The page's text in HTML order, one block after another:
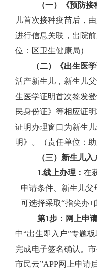
（一）《预防
儿首次接种疫苗后，
进行信息关联，出院
位：区卫生健康局）
（二）《出生医
活产新生儿，新生儿
生医学证明首次签发
民身份证》等相应证
证明办理窗口为新生
明》。（责任单位：助
（三）新生儿入
1.线上办理： 在
申请条件、新生儿父
可选择采取“指尖办+
第1步：网上申请
中“出生即入户”专题
完成电子签名确认。
市民云”APP网上申请